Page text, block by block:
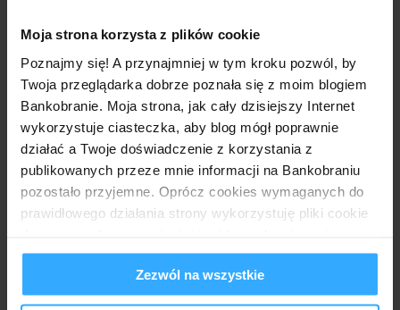
Moja strona korzysta z plików cookie
Poznajmy się! A przynajmniej w tym kroku pozwól, by
Twoja przeglądarka dobrze poznała się z moim blogiem
Bankobranie. Moja strona, jak cały dzisiejszy Internet
wykorzystuje ciasteczka, aby blog mógł poprawnie
działać a Twoje doświadczenie z korzystania z
publikowanych przeze mnie informacji na Bankobraniu
pozostało przyjemne. Oprócz cookies wymaganych do
prawidłowego działania strony wykorzystuję pliki cookie
analizować ruch w mojej witrynie. Informacje o tym, jak
korzystasz z bloga, udostępniam moim partnerom
społecznościowym, reklamowym i analitycznym.
Zezwól na wszystkie
10 komentarzy:
Kasia 16 lipca 2024 13:12
Mam u nich kartę od lat, nigdy nie dostałam żadnego
zaproszenia.Ciekawe jakie kryteria stosują wysyłając
zaproszenia
Odpowiedz
Odpowiedzi
Masz włączone zgody marketingowe?